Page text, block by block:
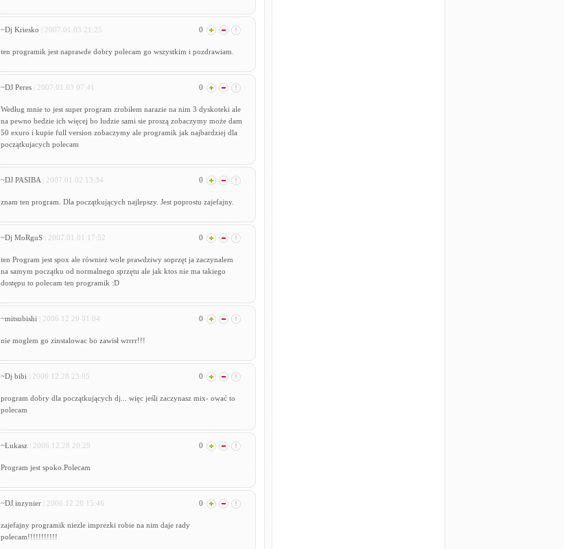
~Dj Kriesko | 2007.01.03 21:25 0
ten programik jest naprawde dobry polecam go wszystkim i pozdrawiam.
~DJ Peres | 2007.01.03 07:41 0
Według mnie to jest super program zrobiłem narazie na nim 3 dyskoteki ale
na pewno bedzie ich więcej bo ludzie sami sie proszą zobaczymy może dam
50 exuro i kupie full version zobaczymy ale programik jak najbardziej dla
początkujacych polecam
~DJ PASIBA | 2007.01.02 13:34 0
znam ten program. Dla początkujących najlepszy. Jest poprostu zajefajny.
~Dj MoRguS | 2007.01.01 17:52 0
ten Program jest spox ale również wole prawdziwy soprzęt ja zaczynalem
na samym początku od normalnego sprzętu ale jak ktos nie ma takiego
dostępu to polecam ten programik :D
~mitsubishi | 2006.12.29 01:04 0
nie moglem go zinstalowac bo zawisł wrrrr!!!
~Dj bibi | 2006.12.28 23:05 0
program dobry dla początkujących dj... więc jeśli zaczynasz mix- ować to
polecam
~Łukasz | 2006.12.28 20:29 0
Program jest spoko.Polecam
~DJ inzynier | 2006.12.28 15:46 0
zajefajny programik niezle imprezki robie na nim daje rady
polecam!!!!!!!!!!!